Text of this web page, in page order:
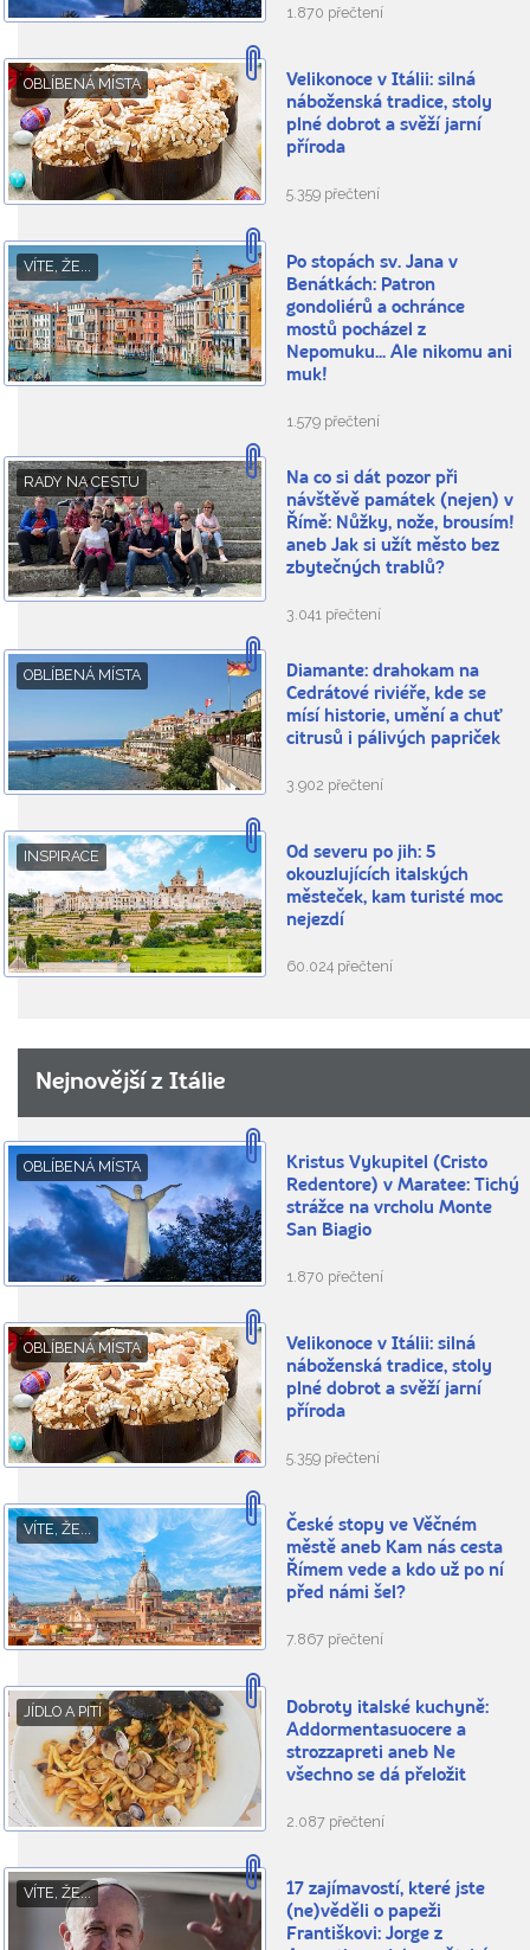
1.870 přečtení
OBLÍBENÁ MÍSTA
Velikonoce v Itálii: silná
náboženská tradice, stoly
plné dobrot a svěží jarní
příroda
5.359 přečtení
VÍTE, ŽE...
Po stopách sv. Jana v
Benátkách: Patron
gondoliérů a ochránce
mostů pocházel z
Nepomuku... Ale nikomu ani
muk!
1.579 přečtení
RADY NA CESTU
Na co si dát pozor při
návštěvě památek (nejen) v
Římě: Nůžky, nože, brousím!
aneb Jak si užít město bez
zbytečných trablů?
3.041 přečtení
OBLÍBENÁ MÍSTA
Diamante: drahokam na
Cedrátové riviéře, kde se
mísí historie, umění a chuť
citrusů i pálivých papriček
3.902 přečtení
INSPIRACE
Od severu po jih: 5
okouzlujících italských
městeček, kam turisté moc
nejezdí
60.024 přečtení
Nejnovější z Itálie
OBLÍBENÁ MÍSTA
Kristus Vykupitel (Cristo
Redentore) v Maratee: Tichý
strážce na vrcholu Monte
San Biagio
1.870 přečtení
OBLÍBENÁ MÍSTA
Velikonoce v Itálii: silná
náboženská tradice, stoly
plné dobrot a svěží jarní
příroda
5.359 přečtení
VÍTE, ŽE...
České stopy ve Věčném
městě aneb Kam nás cesta
Římem vede a kdo už po ní
před námi šel?
7.867 přečtení
JÍDLO A PITÍ
Dobroty italské kuchyně:
Addormentasuocere a
strozzapreti aneb Ne
všechno se dá přeložit
2.087 přečtení
VÍTE, ŽE...
17 zajímavostí, které jste
(ne)věděli o papeži
Františkovi: Jorge z